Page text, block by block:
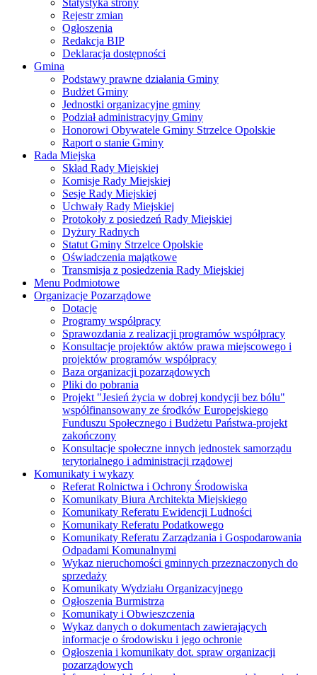
Statystyka strony
Rejestr zmian
Ogłoszenia
Redakcja BIP
Deklaracja dostępności
Gmina
Podstawy prawne działania Gminy
Budżet Gminy
Jednostki organizacyjne gminy
Podział administracyjny Gminy
Honorowi Obywatele Gminy Strzelce Opolskie
Raport o stanie Gminy
Rada Miejska
Skład Rady Miejskiej
Komisje Rady Miejskiej
Sesje Rady Miejskiej
Uchwały Rady Miejskiej
Protokoły z posiedzeń Rady Miejskiej
Dyżury Radnych
Statut Gminy Strzelce Opolskie
Oświadczenia majątkowe
Transmisja z posiedzenia Rady Miejskiej
Menu Podmiotowe
Organizacje Pozarządowe
Dotacje
Programy współpracy
Sprawozdania z realizacji programów współpracy
Konsultacje projektów aktów prawa miejscowego i
projektów programów współpracy
Baza organizacji pozarządowych
Pliki do pobrania
Projekt "Jesień życia w dobrej kondycji bez bólu"
współfinansowany ze środków Europejskiego
Funduszu Społecznego i Budżetu Państwa-projekt
zakończony
Konsultacje społeczne innych jednostek samorządu
terytorialnego i administracji rządowej
Komunikaty i wykazy
Referat Rolnictwa i Ochrony Środowiska
Komunikaty Biura Architekta Miejskiego
Komunikaty Referatu Ewidencji Ludności
Komunikaty Referatu Podatkowego
Komunikaty Referatu Zarządzania i Gospodarowania
Odpadami Komunalnymi
Wykaz nieruchomości gminnych przeznaczonych do
sprzedaży
Komunikaty Wydziału Organizacyjnego
Ogłoszenia Burmistrza
Komunikaty i Obwieszczenia
Wykaz danych o dokumentach zawierających
informacje o środowisku i jego ochronie
Ogłoszenia i komunikaty dot. spraw organizacji
pozarządowych